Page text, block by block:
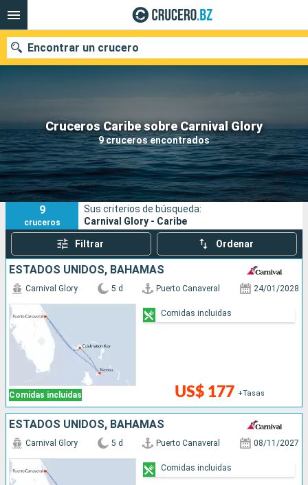
Cruceros Caribe sobre Carnival Glory
9 cruceros encontrados
Encontrar un crucero
Nuestros destinos
Fecha de salida
Puertos Compañías
Buscar
9
cruceros
Sus criterios de búsqueda:
Carnival Glory - Caribe
Filtrar Ordenar
ESTADOS UNIDOS, BAHAMAS
Comidas incluidas
Carnival Glory 5 d Puerto Canaveral 24/01/2028
US$ 177 +Tasas
Comidas incluidas
ESTADOS UNIDOS, BAHAMAS
Carnival Glory 5 d Puerto Canaveral 08/11/2027
Comidas incluidas